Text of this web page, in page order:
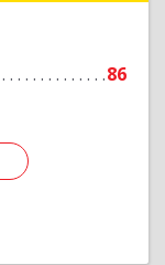
86
Подробнее